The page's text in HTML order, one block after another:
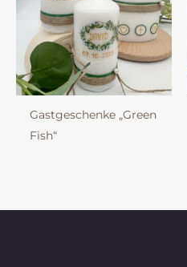
Gastgeschenke „Green
Fish“